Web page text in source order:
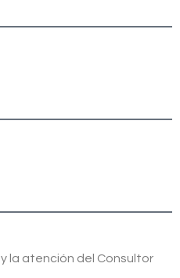
la atención del Consultor